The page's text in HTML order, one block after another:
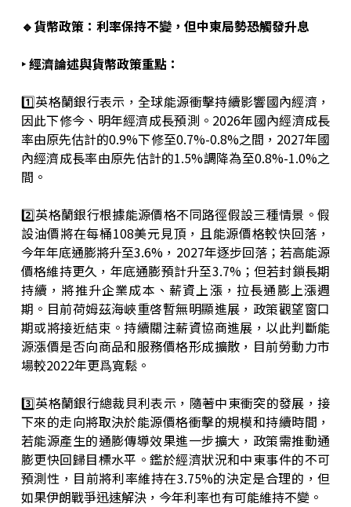
🔹貨幣政策：利率保持不變，但中東局勢恐觸發升息
‣ 經濟論述與貨幣政策重點：
1️⃣英格蘭銀行表示，全球能源衝擊持續影響國內經濟，
因此下修今、明年經濟成長預測。2026年國內經濟成長
率由原先估計的0.9%下修至0.7%-0.8%之間，2027年國
內經濟成長率由原先估計的1.5%調降為至0.8%-1.0%之
間。
2️⃣英格蘭銀行根據能源價格不同路徑假設三種情景。假
設油價將在每桶108美元見頂，且能源價格較快回落，
今年年底通膨將升至3.6%，2027年逐步回落；若高能源
價格維持更久，年底通膨預計升至3.7%；但若封鎖長期
持續，將推升企業成本、薪資上漲，拉長通膨上漲週
期。目前荷姆茲海峽重啓暫無明顯進展，政策觀望窗口
期或將接近結束。持續關注薪資協商進展，以此判斷能
源漲價是否向商品和服務價格形成擴散，目前勞動力市
場較2022年更爲寬鬆。
3️⃣英格蘭銀行總裁貝利表示，隨著中東衝突的發展，接
下來的走向將取決於能源價格衝擊的規模和持續時間，
若能源產生的通膨傳導效果進一步擴大，政策需推動通
膨更快回歸目標水平。鑑於經濟狀況和中東事件的不可
預測性，目前將利率維持在3.75%的決定是合理的，但
如果伊朗戰爭迅速解決，今年利率也有可能維持不變。